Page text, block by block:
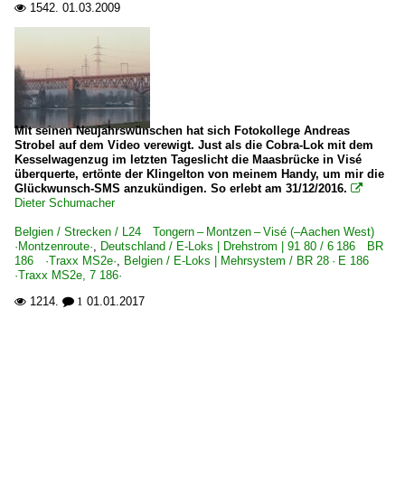
 1542. 01.03.2009
Mit seinen Neujahrswünschen hat sich Fotokollege Andreas
Strobel auf dem Video verewigt. Just als die Cobra-Lok mit dem
Kesselwagenzug im letzten Tageslicht die Maasbrücke in Visé
überquerte, ertönte der Klingelton von meinem Handy, um mir die
Glückwunsch-SMS anzukündigen. So erlebt am 31/12/2016. 
Dieter Schumacher
Belgien / Strecken / L24 Tongern – Montzen – Visé (–Aachen West)
·Montzenroute·, Deutschland / E-Loks | Drehstrom | 91 80 / 6 186 BR
186 ·Traxx MS2e·, Belgien / E-Loks | Mehrsystem / BR 28 · E 186
·Traxx MS2e, 7 186·
 1214.  1 01.01.2017